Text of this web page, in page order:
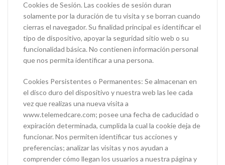
Cookies de Sesión. Las cookies de sesión duran
solamente por la duración de tu visita y se borran cuando
cierras el navegador. Su finalidad principal es identificar el
tipo de dispositivo, apoyar la seguridad sitio web o su
funcionalidad básica. No contienen información personal
que nos permita identificar a una persona.
Cookies Persistentes o Permanentes: Se almacenan en
el disco duro del dispositivo y nuestra web las lee cada
vez que realizas una nueva visita a
www.telemedcare.com; posee una fecha de caducidad o
expiración determinada, cumplida la cual la cookie deja de
funcionar. Nos permiten identificar tus acciones y
preferencias; analizar las visitas y nos ayudan a
comprender cómo llegan los usuarios a nuestra página y